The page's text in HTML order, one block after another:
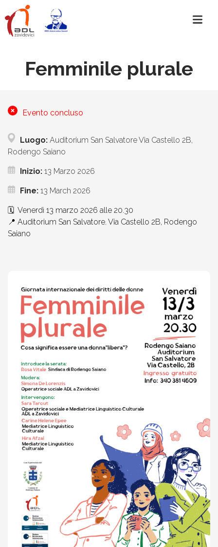
Femminile plurale
Evento concluso
Luogo: Auditorium San Salvatore Via Castello 2B,
Rodengo Saiano
Inizio: 13 Marzo 2026
Fine: 13 March 2026
🗓️​ Venerdì 13 marzo 2026 alle 20.30
📍​ Auditorium San Salvatore. Via Castello 2B, Rodengo
Saiano